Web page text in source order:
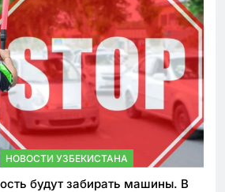
НОВОСТИ УЗБЕКИСТАНА
будут забирать машины. В